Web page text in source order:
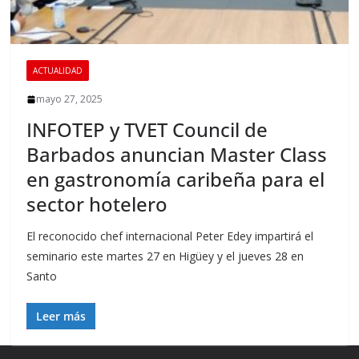
ACTUALIDAD
mayo 27, 2025
INFOTEP y TVET Council de
Barbados anuncian Master Class
en gastronomía caribeña para el
sector hotelero
El reconocido chef internacional Peter Edey impartirá el
seminario este martes 27 en Higüey y el jueves 28 en
Santo
Leer más